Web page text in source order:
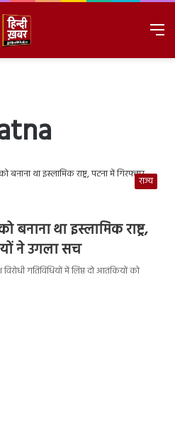
राज्य
था इस्लामिक राष्ट्र,
ने उगला सच
गतिविधियों में लिप्त दो आतंकियों को